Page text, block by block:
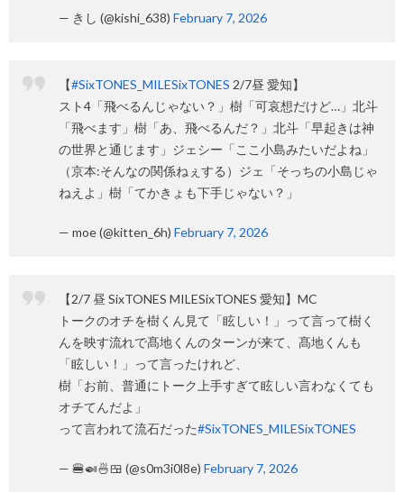
— きし (@kishi_638) February 7, 2026
【#SixTONES_MILESixTONES 2/7昼 愛知】
スト4「飛べるんじゃない？」樹「可哀想だけど…」北斗
「飛べます」樹「あ、飛べるんだ？」北斗「早起きは神
の世界と通じます」ジェシー「ここ小島みたいだよね」
（京本:そんなの関係ねぇする）ジェ「そっちの小島じゃ
ねえよ」樹「てかきょも下手じゃない？」
— moe (@kitten_6h) February 7, 2026
【2/7 昼 SixTONES MILESixTONES 愛知】MC
トークのオチを樹くん見て「眩しい！」って言って樹く
んを映す流れで髙地くんのターンが来て、髙地くんも
「眩しい！」って言ったけれど、
樹「お前、普通にトーク上手すぎて眩しい言わなくても
オチてんだよ」
って言われて流石だった#SixTONES_MILESixTONES
— 🍔🍛🍜🍱 (@s0m3i0l8e) February 7, 2026